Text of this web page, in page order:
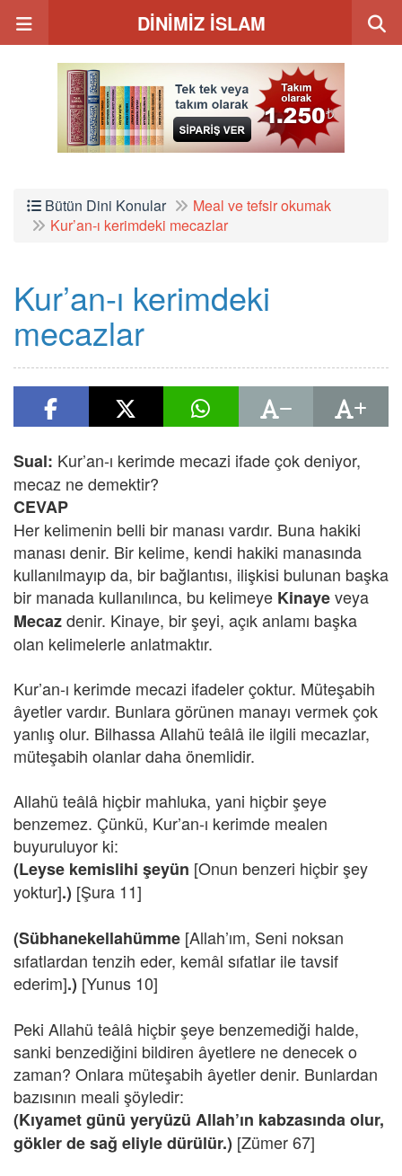
DİNİMİZ İSLAM
Bütün Dini Konular
Meal ve tefsir okumak
Kur’an-ı kerimdeki mecazlar
Kur’an-ı kerimdeki
mecazlar
Sual: Kur’an-ı kerimde mecazi ifade çok deniyor,
mecaz ne demektir?
CEVAP
Her kelimenin belli bir manası vardır. Buna hakiki
manası denir. Bir kelime, kendi hakiki manasında
kullanılmayıp da, bir bağlantısı, ilişkisi bulunan başka
bir manada kullanılınca, bu kelimeye Kinayeveya
Mecazdenir. Kinaye, bir şeyi, açık anlamı başka
olan kelimelerle anlatmaktır.
Kur’an-ı kerimde mecazi ifadeler çoktur. Müteşabih
âyetler vardır. Bunlara görünen manayı vermek çok
yanlış olur. Bilhassa Allahü teâlâ ile ilgili mecazlar,
müteşabih olanlar daha önemlidir.
Allahü teâlâ hiçbir mahluka, yani hiçbir şeye
benzemez. Çünkü, Kur’an-ı kerimde mealen
buyuruluyor ki:
(Leyse kemislihi şeyün [Onun benzeri hiçbir şey
yoktur].) [Şura 11]
(Sübhanekellahümme [Allah’ım, Seni noksan
sıfatlardan tenzih eder, kemâl sıfatlar ile tavsif
ederim].) [Yunus 10]
Peki Allahü teâlâ hiçbir şeye benzemediği halde,
sanki benzediğini bildiren âyetlere ne denecek o
zaman? Onlara müteşabih âyetler denir. Bunlardan
bazısının meali şöyledir:
(Kıyamet günü yeryüzü Allah’ın kabzasında olur,
gökler de sağ eliyle dürülür.) [Zümer 67]